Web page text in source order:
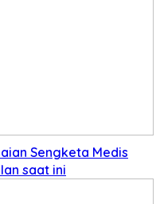
Sengketa Medis
saat ini